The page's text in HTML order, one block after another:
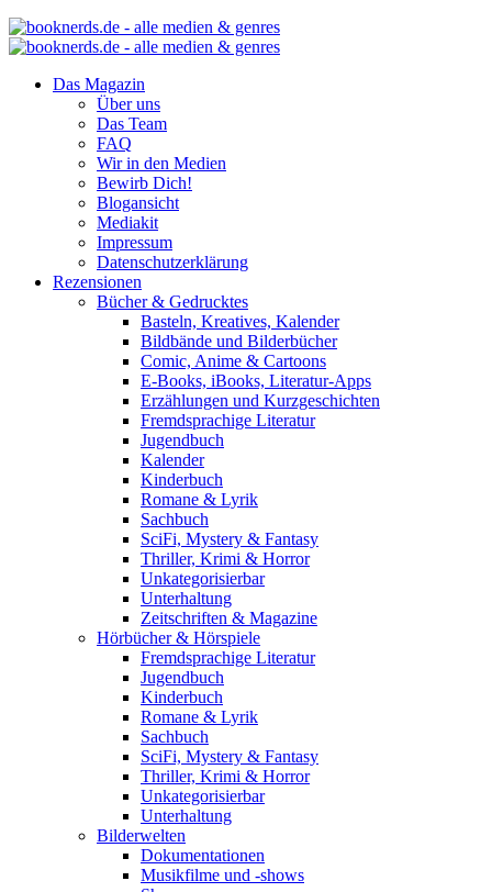
Das Magazin
Über uns
Das Team
FAQ
Wir in den Medien
Bewirb Dich!
Blogansicht
Mediakit
Impressum
Datenschutzerklärung
Rezensionen
Bücher & Gedrucktes
Basteln, Kreatives, Kalender
Bildbände und Bilderbücher
Comic, Anime & Cartoons
E-Books, iBooks, Literatur-Apps
Erzählungen und Kurzgeschichten
Fremdsprachige Literatur
Jugendbuch
Kalender
Kinderbuch
Romane & Lyrik
Sachbuch
SciFi, Mystery & Fantasy
Thriller, Krimi & Horror
Unkategorisierbar
Unterhaltung
Zeitschriften & Magazine
Hörbücher & Hörspiele
Fremdsprachige Literatur
Jugendbuch
Kinderbuch
Romane & Lyrik
Sachbuch
SciFi, Mystery & Fantasy
Thriller, Krimi & Horror
Unkategorisierbar
Unterhaltung
Bilderwelten
Dokumentationen
Musikfilme und -shows